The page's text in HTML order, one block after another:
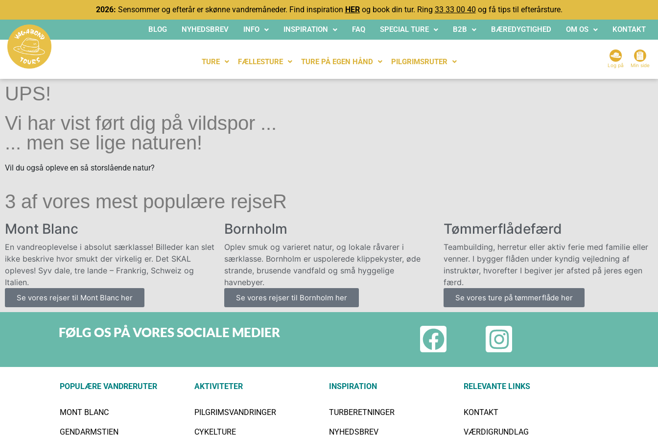
2026: Sensommer og efterår er skønne vandremåneder. Find inspiration HERog book din tur. Ring 33 33 00 40 og få tips til efterårsture.
BLOG NYHEDSBREV INFO INSPIRATION FAQ SPECIAL TURE B2B BÆREDYGTIGHED OM OS KONTAKT
TURE FÆLLESTURE TURE PÅ EGEN HÅND PILGRIMSRUTER Log på Min side
UPS!
Vi har vist ført dig på vildspor ...
... men se lige naturen!
Vil du også opleve en så storslående natur?
3 af vores mest populære rejseR
Mont Blanc
En vandreoplevelse i absolut særklasse! Billeder kan slet
ikke beskrive hvor smukt der virkelig er. Det SKAL
opleves! Syv dale, tre lande – Frankrig, Schweiz og
Italien.
Se vores rejser til Mont Blanc her
Bornholm
Oplev smuk og varieret natur, og lokale råvarer i
særklasse. Bornholm er uspolerede klippekyster, øde
strande, brusende vandfald og små hyggelige
havnebyer.
Se vores rejser til Bornholm her
Tømmerflådefærd
Teambuilding, herretur eller aktiv ferie med familie eller
venner. I bygger flåden under kyndig vejledning af
instruktør, hvorefter I begiver jer afsted på jeres egen
færd.
Se vores ture på tømmerflåde her
FØLG OS PÅ VORES SOCIALE MEDIER
POPULÆRE VANDRERUTER
MONT BLANC
GENDARMSTIEN
AKTIVITETER
PILGRIMSVANDRINGER
CYKELTURE
INSPIRATION
TURBERETNINGER
NYHEDSBREV
RELEVANTE LINKS
KONTAKT
VÆRDIGRUNDLAG